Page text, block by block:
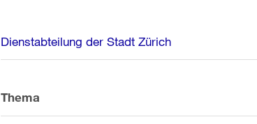
Weitere
Informationen
Dienstabteilung der Stadt Zürich
Thema